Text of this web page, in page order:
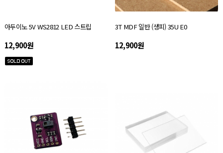
아두이노 5V WS2812 LED 스트립
12,900원
3T MDF 일반 (생피) 35U E0
12,900원